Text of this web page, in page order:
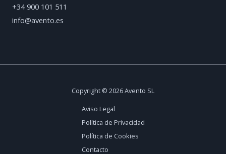
+34 900 101 511
info@avento.es
Copyright © 2026 Avento SL
Aviso Legal
Política de Privacidad
Política de Cookies
Contacto